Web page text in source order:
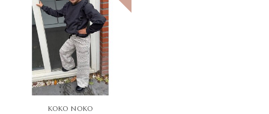
KOKO NOKO